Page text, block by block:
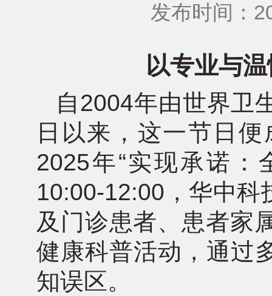
发布时间：
以专业与
自2004年由世界卫
日以来，这一节日
2025年“实现承诺：
10:00-12:00，华中科
及门诊患者、患者家
健康科普活动，通过
知误区。